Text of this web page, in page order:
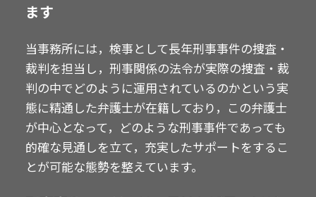
ます
当事務所には，検事として長年刑事事件の捜査・
裁判を担当し，刑事関係の法令が実際の捜査・裁
判の中でどのように運用されているのかという実
態に精通した弁護士が在籍しており，この弁護士
が中心となって，どのような刑事事件であっても
的確な見通しを立て，充実したサポートをするこ
とが可能な態勢を整えています。